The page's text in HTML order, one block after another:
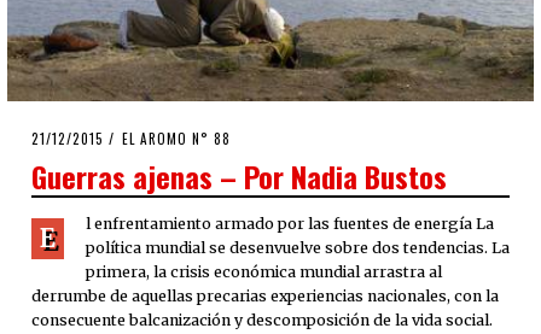
POSTED
21/12/2015 21/12/2015
EL AROMO N° 88
Guerras ajenas – Por Nadia Bustos
E
l enfrentamiento armado por las fuentes de energía La
política mundial se desenvuelve sobre dos tendencias. La
primera, la crisis económica mundial arrastra al
derrumbe de aquellas precarias experiencias nacionales, con la
consecuente balcanización y descomposición de la vida social.